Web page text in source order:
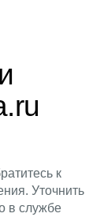
к
Уточнить
в службе